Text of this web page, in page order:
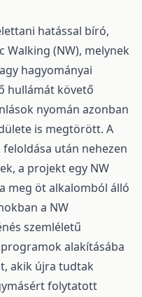
hatással bíró,
(NW), melynek
hagyományai
hullámát követő
nyomán azonban
is megtörött. A
után nehezen
a projekt egy NW
meg öt alkalomból álló
a NW
szemléletű
alakításába
akik újra tudtak
folytatott